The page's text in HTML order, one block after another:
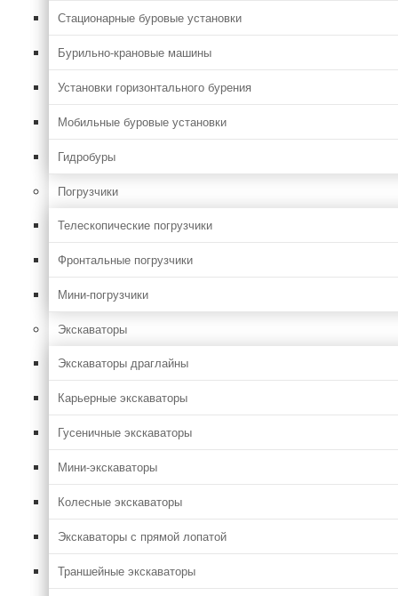
Стационарные буровые установки
Бурильно-крановые машины
Установки горизонтального бурения
Мобильные буровые установки
Гидробуры
Погрузчики
Телескопические погрузчики
Фронтальные погрузчики
Мини-погрузчики
Экскаваторы
Экскаваторы драглайны
Карьерные экскаваторы
Гусеничные экскаваторы
Мини-экскаваторы
Колесные экскаваторы
Экскаваторы с прямой лопатой
Траншейные экскаваторы